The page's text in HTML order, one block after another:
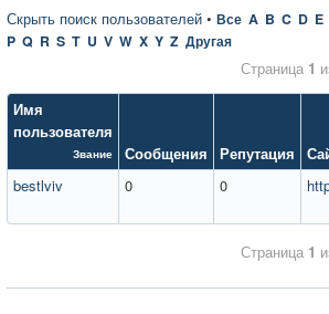
Скрыть поиск пользователей • Все A B C D E
P Q R S T U V W X Y Z Другая
Страница 1
Имя
пользователя
Звание Сообщения Репутация
bestlviv
0 0
Страница 1